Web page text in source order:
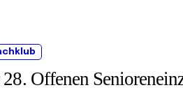
Offenen